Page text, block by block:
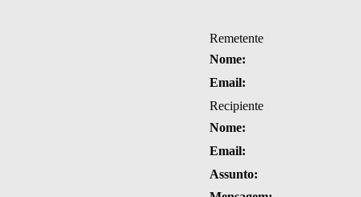
Remetente
Nome:
Email:
Recipiente
Nome:
Email:
Assunto: